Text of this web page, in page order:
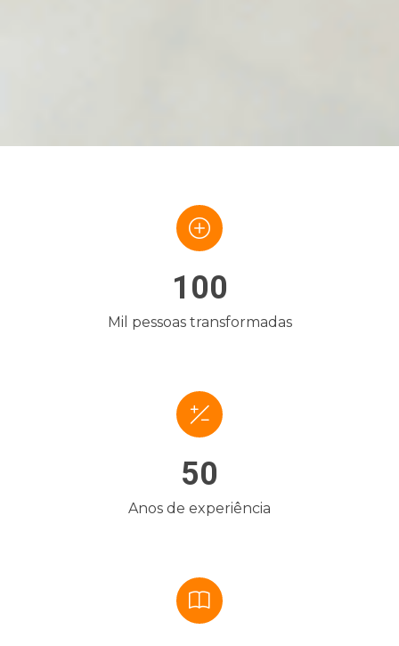
100
Mil pessoas transformadas
50
Anos de experiência